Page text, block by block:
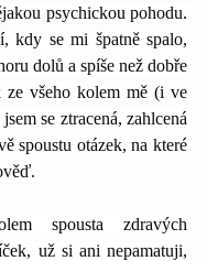
psychickou pohodu.
kdy se mi špatně spalo,
dolů a spíše než dobře
všeho kolem mě (i ve
se ztracená, zahlcená
spoustu otázek, na které
spousta zdravých
už si ani nepamatuji,